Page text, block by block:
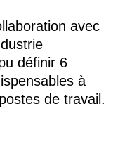
avec
définir 6
à
de travail.